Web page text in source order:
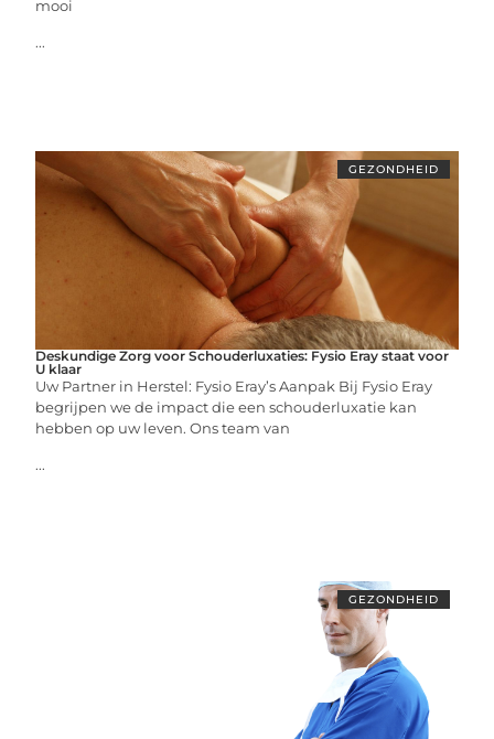
mooi
...
GEZONDHEID
Deskundige Zorg voor Schouderluxaties: Fysio Eray staat voor
U klaar
Uw Partner in Herstel: Fysio Eray’s Aanpak Bij Fysio Eray
begrijpen we de impact die een schouderluxatie kan
hebben op uw leven. Ons team van
...
GEZONDHEID